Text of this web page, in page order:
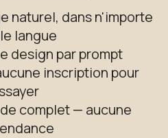
naturel, dans n'importe
langue
design par prompt
inscription pour
complet — aucune